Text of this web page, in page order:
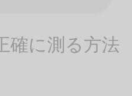
確に測る方法